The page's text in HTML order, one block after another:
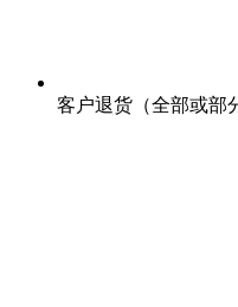
客户退货（全部或部